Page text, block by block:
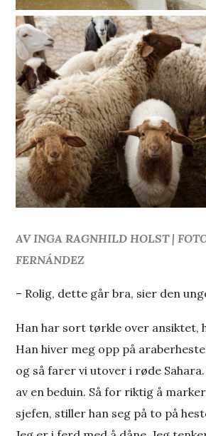
AV INGA RAGNHILD HOLST |
FERNÁNDEZ
– Rolig, dette går bra, sier den
Han har sort tørkle over ansiktet,
Han hiver meg opp på
og så farer vi utover i røde
av en beduin. Så for riktig å
sjefen, stiller han seg på to på